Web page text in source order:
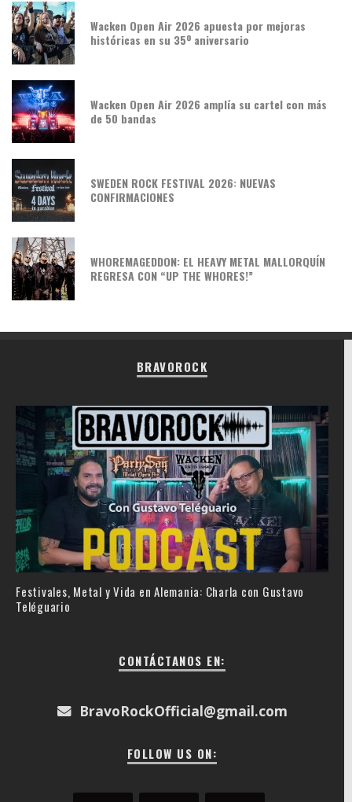
Wacken Open Air 2026 apuesta por mejoras
históricas en su 35º aniversario
Wacken Open Air 2026 amplía su cartel con más
de 50 bandas
SWEDEN ROCK FESTIVAL 2026: NUEVAS
CONFIRMACIONES
WHOREMAGEDDON: EL HEAVY METAL MALLORQUÍN
REGRESA CON “UP THE WHORES!”
BRAVOROCK
Festivales, Metal y Vida en Alemania: Charla con Gustavo
Teléguario
CONTÁCTANOS EN:
BravoRockOfficial@gmail.com
FOLLOW US ON: